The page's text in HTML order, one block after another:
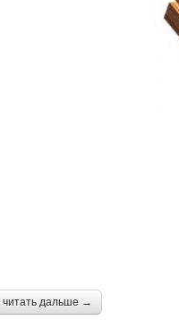
читать дальше →